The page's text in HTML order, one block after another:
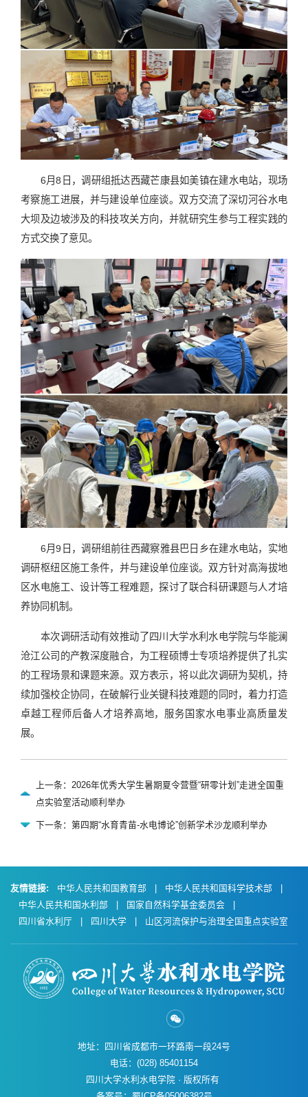
6月8日，调研组抵达西藏芒康县如美镇在建水电站，现场
考察施工进展，并与建设单位座谈。双方交流了深切河谷水电
大坝及边坡涉及的科技攻关方向，并就研究生参与工程实践的
方式交换了意见。
6月9日，调研组前往西藏察雅县巴日乡在建水电站，实地
调研枢纽区施工条件，并与建设单位座谈。双方针对高海拔地
区水电施工、设计等工程难题，探讨了联合科研课题与人才培
养协同机制。
本次调研活动有效推动了四川大学水利水电学院与华能澜
沧江公司的产教深度融合，为工程硕博士专项培养提供了扎实
的工程场景和课题来源。双方表示，将以此次调研为契机，持
续加强校企协同，在破解行业关键科技难题的同时，着力打造
卓越工程师后备人才培养高地，服务国家水电事业高质量发
展。
上一条：2026年优秀大学生暑期夏令营暨“研零计划”走进全国重
点实验室活动顺利举办
下一条：​第四期“水育青苗-水电博论”创新学术沙龙顺利举办
友情链接: 中华人民共和国教育部 中华人民共和国科学技术部
中华人民共和国水利部
国家自然科学基金委员会
四川省水利厅
四川大学 山区河流保护与治理全国重点实验室
地址：四川省成都市一环路南一段24号
电话：(028) 85401154
四川大学水利水电学院 · 版权所有